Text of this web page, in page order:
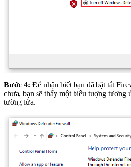
Bước 4: Để nhận biết bạn đã bật tắt
chưa, bạn sẽ thấy một biểu tượng tương
tường lửa.